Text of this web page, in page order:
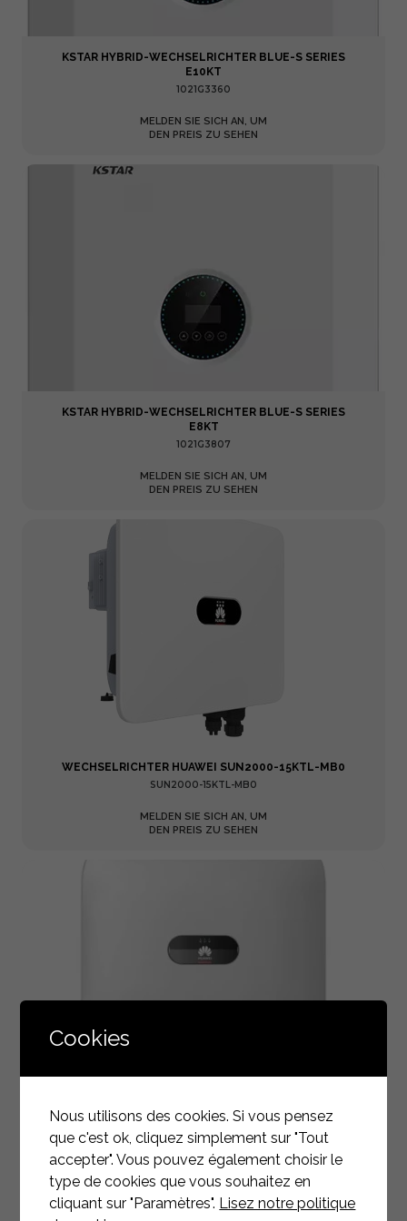
KSTAR HYBRID-WECHSELRICHTER BLUE-S SERIES
E10KT
1021G3360
MELDEN SIE SICH AN, UM
DEN PREIS ZU SEHEN
KSTAR HYBRID-WECHSELRICHTER BLUE-S SERIES
E8KT
1021G3807
MELDEN SIE SICH AN, UM
DEN PREIS ZU SEHEN
WECHSELRICHTER HUAWEI SUN2000-15KTL-MB0
SUN2000-15KTL-MB0
MELDEN SIE SICH AN, UM
DEN PREIS ZU SEHEN
WECHSELRICHTER HUAWEI SUN2000-10KTL-M1
SUN2000-10KTL-M1
MELDEN SIE SICH AN, UM
DEN PREIS ZU SEHEN
Cookies
Nous utilisons des cookies. Si vous pensez
que c'est ok, cliquez simplement sur "Tout
accepter". Vous pouvez également choisir le
type de cookies que vous souhaitez en
cliquant sur "Paramètres". Lisez notre politique